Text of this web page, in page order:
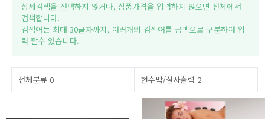
상세검색을 선택하지 않거나, 상품가격을 입력하지 않으면 전체에서
검색합니다.
검색어는 최대 30글자까지, 여러개의 검색어를 공백으로 구분하여 입
력 할수 있습니다.
전체분류 0 현수막/실사출력 2